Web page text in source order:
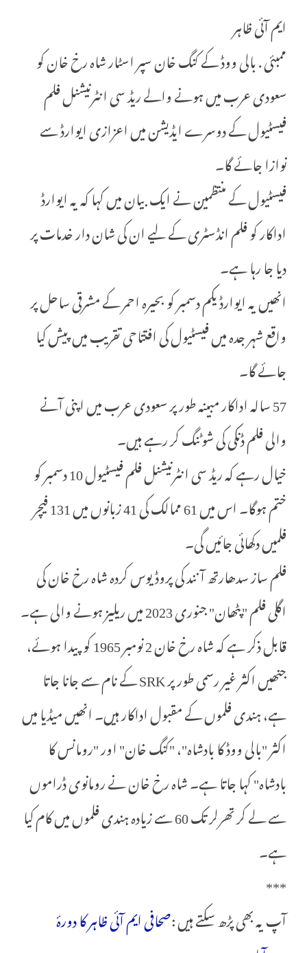
ایم آئی ظاہر
ممبئی . بالی ووڈ کے کنگ خان سپر اسٹار شاہ رخ خان کو
سعودی عرب میں ہونے والے ریڈ سی انٹرنیشنل فلم
فیسٹیول کے دوسرے ایڈیشن میں اعزازی ایوارڈ سے
نوازا جائے گا۔
فیسٹیول کے منتظمین نے ایک بیان میں کہا کہ یہ ایوارڈ
اداکار کو فلم انڈسٹری کے لیے ان کی شان دار خدمات پر
دیا جا رہا ہے۔
انھیں یہ ایوارڈ یکم دسمبر کو بحیرہ احمر کے مشرقی ساحل پر
واقع شہر جدہ میں فیسٹیول کی افتتاحی تقریب میں پیش کیا
جائے گا۔
57 سالہ اداکار مبینہ طور پر سعودی عرب میں اپنی آنے
والی فلم ڈنکی کی شوٹنگ کر رہے ہیں۔
خیال رہے کہ ریڈ سی انٹرنیشنل فلم فیسٹیول 10 دسمبر کو
ختم ہوگا۔ اس میں 61 ممالک کی 41 زبانوں میں 131 فیچر
فلمیں دکھائی جائیں گی۔
فلم ساز سدھارتھ آنند کی پروڈیوس کردہ شاہ رخ خان کی
اگلی فلم "پٹھان" جنوری 2023 میں ریلیز ہونے والی ہے۔
قابل ذکر ہے کہ شاہ رخ خان 2 نومبر 1965 کو پیدا ہوئے،
جنھیں اکثر غیر رسمی طور پر SRK کے نام سے جانا جاتا
ہے، ہندی فلموں کے مقبول اداکار ہیں۔ انھیں میڈیا میں
اکثر "بالی ووڈ کا بادشاہ"، "کنگ خان" اور "رومانس کا
بادشاہ" کہا جاتا ہے۔ شاہ رخ خان نے رومانوی ڈراموں
سے لے کر تھرلر تک 60 سے زیادہ ہندی فلموں میں کام کیا
ہے۔
***
آپ یہ بھی پڑھ سکتے ہیں :صحافی ایم آئی ظاہر کا دورۂ